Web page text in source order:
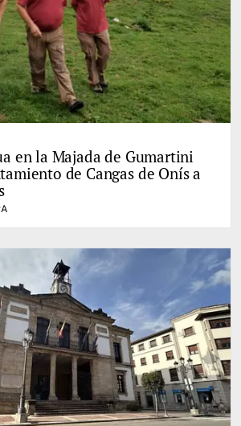
en la Majada de Gumartini
de Cangas de Onís a